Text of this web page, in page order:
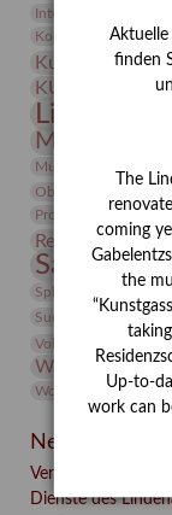
Integriertes
Kolosseum
Kunstmuseum
KUNSTWAND
Lindenau-
Museumspädagogik
Objekt im Fokus
Provenienz
Restaurierung
Sammlung
Sphinx
studio
Suermondt-Ludwig-
Volontariat
Walter
Wolf und Hund
Neueste
Verschenkt,
Dienste des
finden
The
coming
the
Up-to-
work can